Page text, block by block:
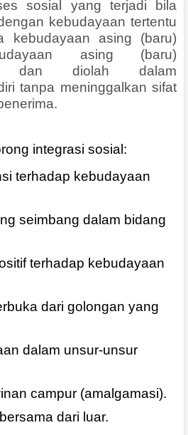
sosial yang terjadi bila
kebudayaan tertentu
kebudayaan asing (baru)
asing (baru)
dan diolah dalam
tanpa meninggalkan sifat
integrasi sosial:
terhadap kebudayaan
seimbang dalam bidang
terhadap kebudayaan
dari golongan yang
dalam unsur-unsur
campur (amalgamasi).
dari luar.